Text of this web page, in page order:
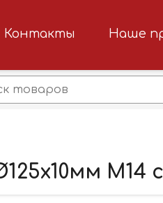
Контакты Наше
М14